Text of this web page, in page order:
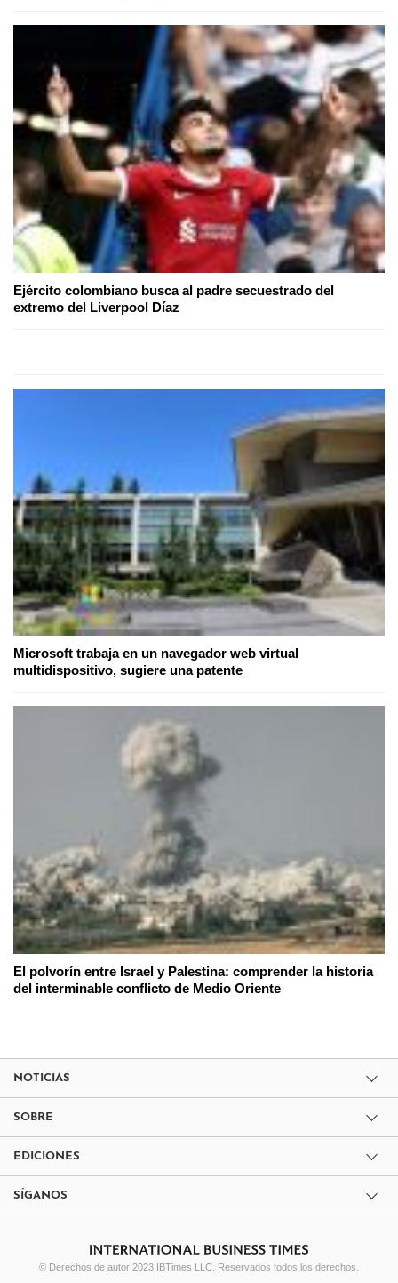
Ejército colombiano busca al padre secuestrado del
extremo del Liverpool Díaz
Microsoft trabaja en un navegador web virtual
multidispositivo, sugiere una patente
El polvorín entre Israel y Palestina: comprender la historia
del interminable conflicto de Medio Oriente
NOTICIAS
SOBRE
EDICIONES
SÍGANOS
© Derechos de autor 2023 IBTimes LLC. Reservados todos los derechos.